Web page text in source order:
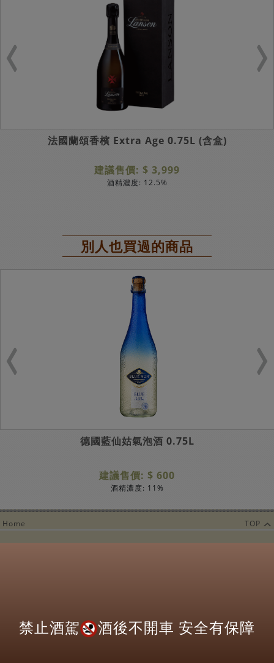
法國蘭頌香檳 Extra Age 0.75L (含盒)
建議售價: $ 3,999
酒精濃度: 12.5%
別人也買過的商品
德國藍仙姑氣泡酒 0.75L
建議售價: $ 600
酒精濃度: 11%
Home TOP
電子報訂閱
禁止酒駕 酒後不開車 安全有保障